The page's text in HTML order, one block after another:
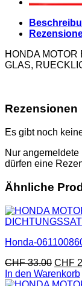
HONDA MOTOR
GLAS,
Rezensionen
Es gibt noch
Nur
dürfen eine
Ähnliche
Honda-
CHF33.00 CHF
In den Warenkorb